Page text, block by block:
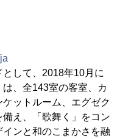
して、2018年10月に
、全143室の客室、カ
ットルーム、エグゼク
え、「歌舞く」をコン
ンと和のこまかさを融